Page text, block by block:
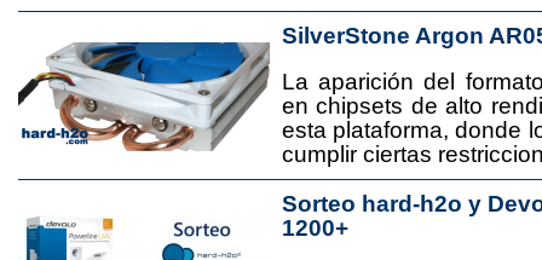
SilverStone Argon
La aparición del
en chipsets de alto
esta plataforma, donde
cumplir ciertas
Sorteo hard-h2o y
1200+